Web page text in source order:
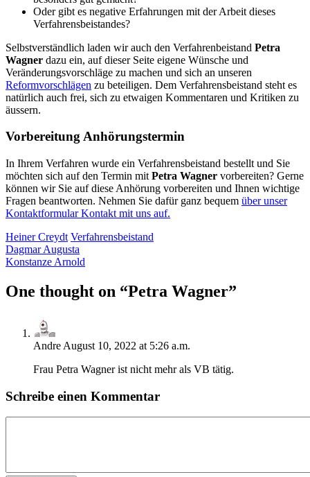
Oder gibt es negative Erfahrungen mit der Arbeit dieses
Verfahrensbeistandes?
Selbstverständlich laden wir auch den Verfahrenbeistand Petra
Wagner dazu ein, auf dieser Seite eigene Wünsche und
Veränderungsvorschläge zu machen und sich an unseren
Reformvorschlägen zu beteiligen. Dem Verfahrensbeistand steht es
natürlich auch frei, sich zu etwaigen Kommentaren und Kritiken zu
äussern.
Vorbereitung Anhörungstermin
In Ihrem Verfahren wurde ein Verfahrensbeistand bestellt und Sie
möchten sich auf den Termin mit Petra Wagner vorbereiten? Gerne
können wir Sie auf diese Anhörung vorbereiten und Ihnen wichtige
Fragen beantworten. Nehmen Sie dafür ganz bequem über unser
Kontaktformular Kontakt mit uns auf.
Heiner Creydt Verfahrensbeistand
Dagmar Augusta
Konstanze Arnold
One thought on “Petra Wagner”
Andre August 10, 2022 at 5:26 a.m.
Frau Petra Wagner ist nicht mehr als VB tätig.
Schreibe einen Kommentar